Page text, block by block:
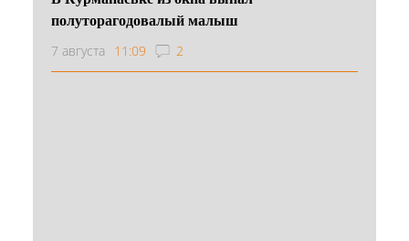
полуторагодовалый малыш
7 августа 11:09 2